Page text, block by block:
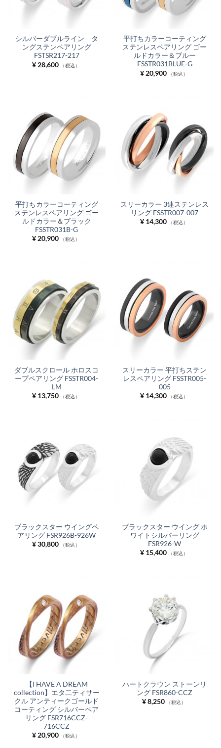
シルバーダブルライン タ
ングステンペアリング
FSTSR217-217
¥28,600 （税込）
平打ちカラーコーティング
ステンレスペアリング ゴー
ルドカラー＆ブルー
FSSTR031BLUE-G
¥20,900 （税込）
平打ちカラーコーティング
ステンレスペアリング ゴー
ルドカラー＆ブラック
FSSTR031B-G
¥20,900 （税込）
スリーカラー 3連ステンレス
リング FSSTR007-007
¥14,300 （税込）
ダブルスクロール ホロスコ
ープペアリング FSSTR004-
LM
¥13,750 （税込）
スリーカラー 平打ちステン
レスペアリング FSSTR005-
005
¥14,300 （税込）
ブラックスター ウイングペ
アリング FSR926B-926W
¥30,800 （税込）
ブラックスター ウイング ホ
ワイトシルバーリング
FSR926-W
¥15,400 （税込）
【I HAVE A DREAM
collection】エタ二ティサー
クル アンティークゴールド
コーティング シルバーペア
リング FSR716CCZ-
716CCZ
¥20,900 （税込）
ハートクラウン ストーンリ
ング FSR860-CCZ
¥8,250 （税込）